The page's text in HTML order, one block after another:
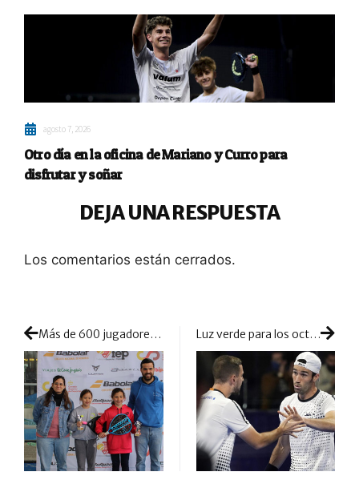
agosto 7, 2026
Otro día en la oficina de Mariano y Curro para
disfrutar y soñar
DEJA UNA RESPUESTA
Los comentarios están cerrados.
Más de 600 jugadores demuestran la fuerza de la cantera española en el TyC 2 Babolat de Barcelona Luz verde para los octavos de final y la aparición de los cabezas de serie